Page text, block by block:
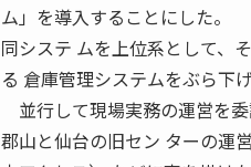
ム」を導入することにした。
同システ ムを上位系として、
る 倉庫管理システムをぶら下
並行して現場実務の運営を
郡山と仙台の旧セン ターの運